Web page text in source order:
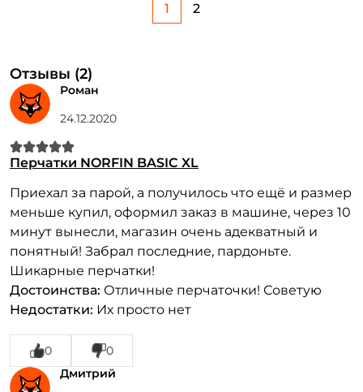
1 2
Отзывы (2)
Роман
24.12.2020
Перчатки NORFIN BASIC XL
Приехал за парой, а получилось что ещё и размер
меньше купил, оформил заказ в машине, через 10
минут вынесли, магазин очень адекватный и
понятный! Забрал последние, пардоньте.
Шикарные перчатки!
Достоинства: Отличные перчаточки! Советую
Недостатки: Их просто нет
0
0
Дмитрий